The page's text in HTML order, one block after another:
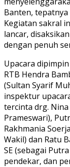
Banten,
Kegiatan sakral
lancar,
dengan penuh
Upacara
RTB Hendra
(Sultan Syarif
inspektur
tercinta drg.
Prameswari),
Rakhmania
Wakil) dan Ratu
SE (sebagai
pendekar, dan